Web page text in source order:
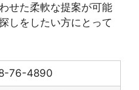
せた柔軟な提案が可能
しをしたい方にとって
76-4890